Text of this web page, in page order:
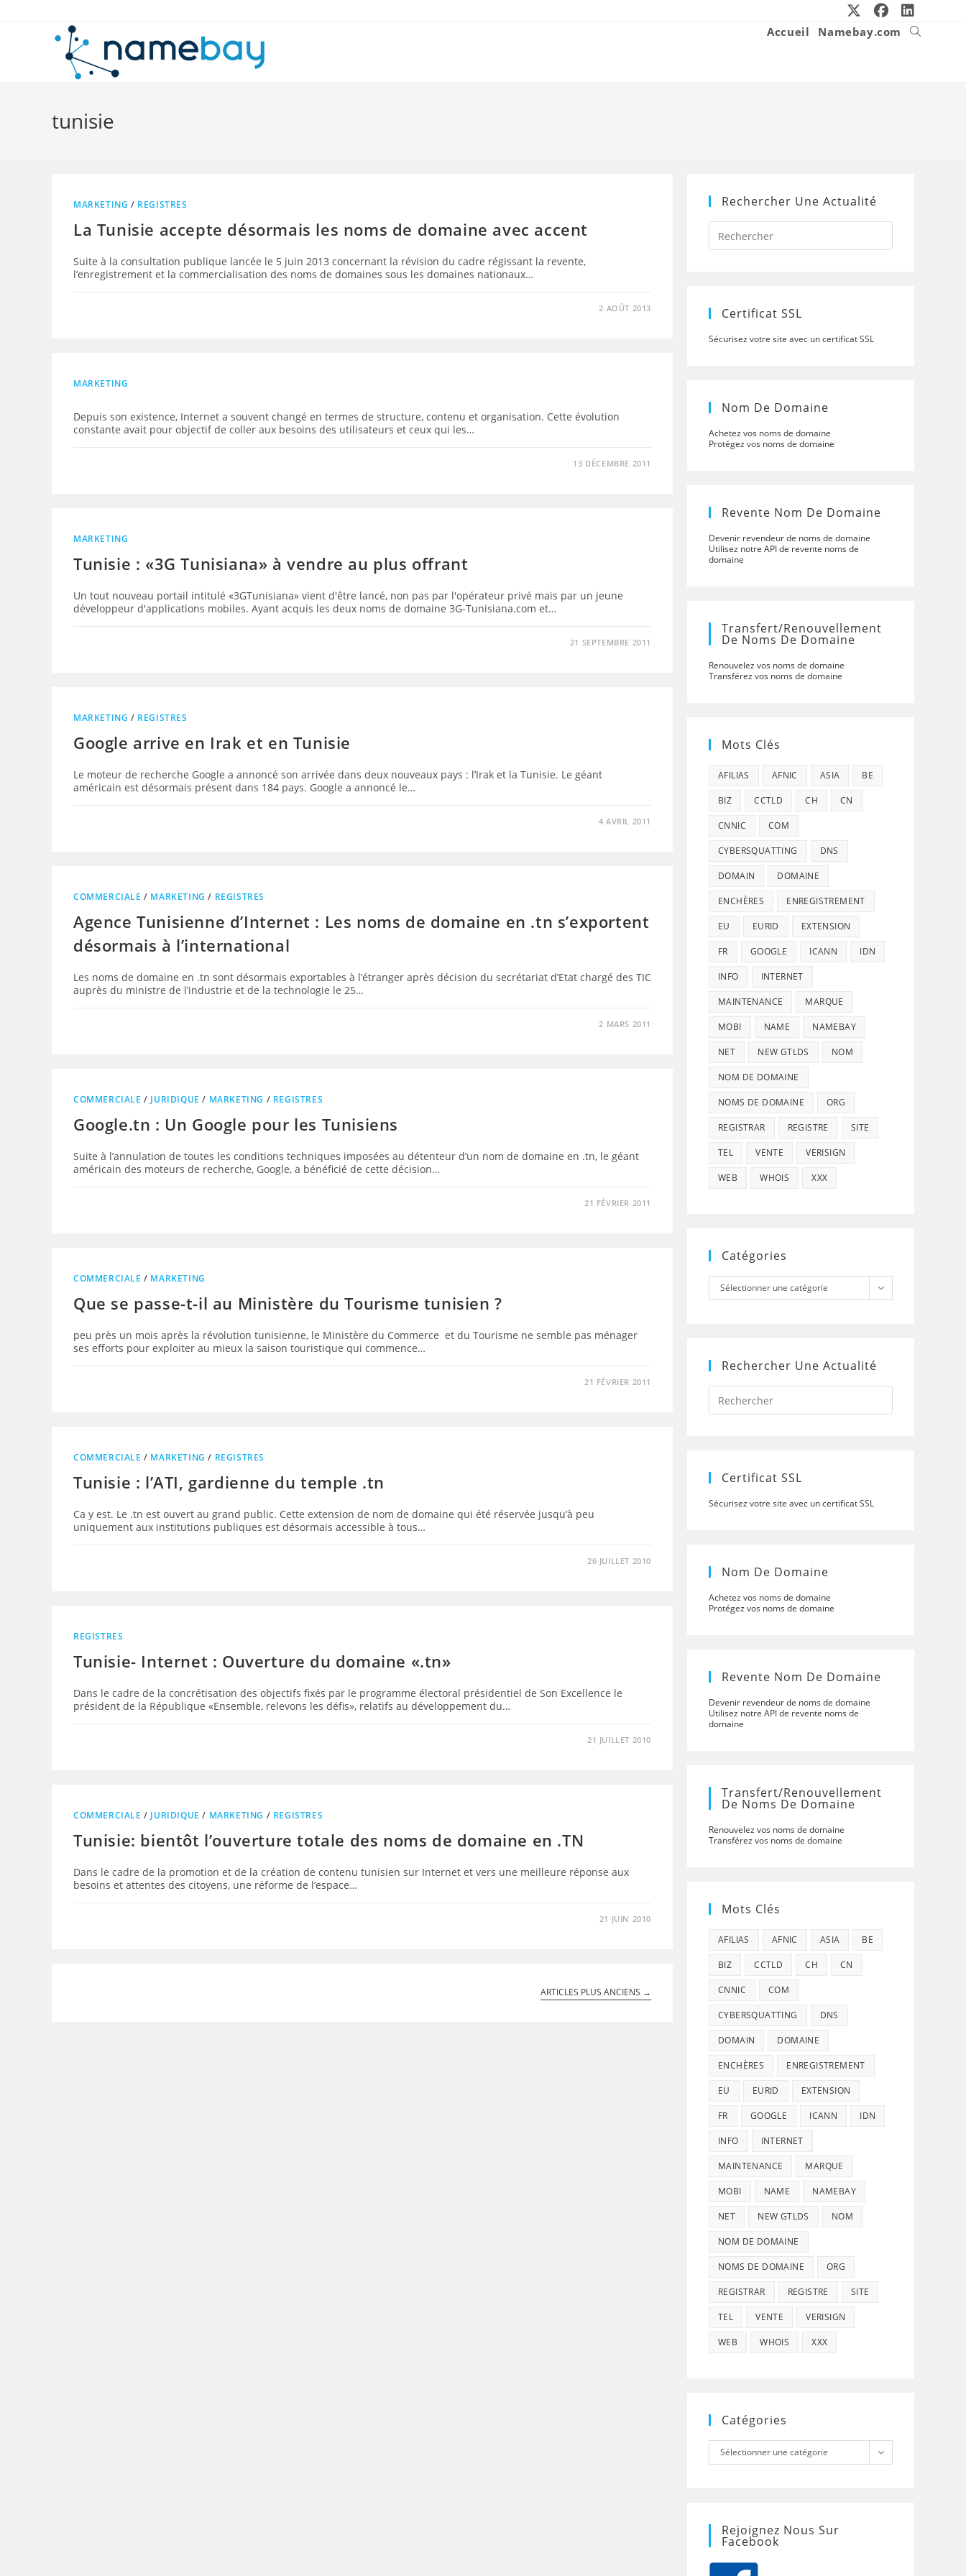
Accueil Namebay.com
Toggle
tunisie
MARKETING / REGISTRES
La Tunisie accepte désormais les noms de domaine avec accent
Suite à la consultation publique lancée le 5 juin 2013 concernant la révision du cadre régissant la revente,
l’enregistrement et la commercialisation des noms de domaines sous les domaines nationaux…
2 AOÛT 2013
MARKETING
Depuis son existence, Internet a souvent changé en termes de structure, contenu et organisation. Cette évolution
constante avait pour objectif de coller aux besoins des utilisateurs et ceux qui les…
13 DÉCEMBRE 2011
MARKETING
Tunisie : «3G Tunisiana» à vendre au plus offrant
Un tout nouveau portail intitulé «3GTunisiana» vient d'être lancé, non pas par l'opérateur privé mais par un jeune
développeur d'applications mobiles. Ayant acquis les deux noms de domaine 3G-Tunisiana.com et…
21 SEPTEMBRE 2011
MARKETING / REGISTRES
Google arrive en Irak et en Tunisie
Le moteur de recherche Google a annoncé son arrivée dans deux nouveaux pays : l’Irak et la Tunisie. Le géant
américain est désormais présent dans 184 pays. Google a annoncé le…
4 AVRIL 2011
COMMERCIALE / MARKETING / REGISTRES
Agence Tunisienne d’Internet : Les noms de domaine en .tn s’exportent
désormais à l’international
Les noms de domaine en .tn sont désormais exportables à l’étranger après décision du secrétariat d’Etat chargé des TIC
auprès du ministre de l’industrie et de la technologie le 25…
2 MARS 2011
COMMERCIALE / JURIDIQUE / MARKETING / REGISTRES
Google.tn : Un Google pour les Tunisiens
Suite à l’annulation de toutes les conditions techniques imposées au détenteur d’un nom de domaine en .tn, le géant
américain des moteurs de recherche, Google, a bénéficié de cette décision…
21 FÉVRIER 2011
COMMERCIALE / MARKETING
Que se passe-t-il au Ministère du Tourisme tunisien ?
peu près un mois après la révolution tunisienne, le Ministère du Commerce et du Tourisme ne semble pas ménager
ses efforts pour exploiter au mieux la saison touristique qui commence…
21 FÉVRIER 2011
COMMERCIALE / MARKETING / REGISTRES
Tunisie : l’ATI, gardienne du temple .tn
Ca y est. Le .tn est ouvert au grand public. Cette extension de nom de domaine qui été réservée jusqu’à peu
uniquement aux institutions publiques est désormais accessible à tous…
26 JUILLET 2010
REGISTRES
Tunisie- Internet : Ouverture du domaine «.tn»
Dans le cadre de la concrétisation des objectifs fixés par le programme électoral présidentiel de Son Excellence le
président de la République «Ensemble, relevons les défis», relatifs au développement du…
21 JUILLET 2010
COMMERCIALE / JURIDIQUE / MARKETING / REGISTRES
Tunisie: bientôt l’ouverture totale des noms de domaine en .TN
Dans le cadre de la promotion et de la création de contenu tunisien sur Internet et vers une meilleure réponse aux
besoins et attentes des citoyens, une réforme de l’espace…
21 JUIN 2010
ARTICLES PLUS ANCIENS →
Rechercher Une Actualité
Press
to
Certificat SSL
Sécurisez votre site avec un certificat SSL
Nom De Domaine
Achetez vos noms de domaine
Protégez vos noms de domaine
Revente Nom De Domaine
Devenir revendeur de noms de domaine
Utilisez notre API de revente noms de
domaine
Transfert/renouvellement
De Noms De Domaine
Renouvelez vos noms de domaine
Transférez vos noms de domaine
Mots Clés
AFILIAS AFNIC ASIA BE
BIZ CCTLD CH CN
CNNIC COM
CYBERSQUATTING DNS
DOMAIN DOMAINE
ENCHÈRES ENREGISTREMENT
EU EURID EXTENSION
FR GOOGLE ICANN IDN
INFO INTERNET
MAINTENANCE MARQUE
MOBI NAME NAMEBAY
NET NEW GTLDS NOM
NOM DE DOMAINE
NOMS DE DOMAINE ORG
REGISTRAR REGISTRE SITE
TEL VENTE VERISIGN
WEB WHOIS XXX
Catégories
Catégories
Sélectionner une catégorie
Rechercher Une Actualité
Press
to
Certificat SSL
Sécurisez votre site avec un certificat SSL
Nom De Domaine
Achetez vos noms de domaine
Protégez vos noms de domaine
Revente Nom De Domaine
Devenir revendeur de noms de domaine
Utilisez notre API de revente noms de
domaine
Transfert/renouvellement
De Noms De Domaine
Renouvelez vos noms de domaine
Transférez vos noms de domaine
Mots Clés
AFILIAS AFNIC ASIA BE
BIZ CCTLD CH CN
CNNIC COM
CYBERSQUATTING DNS
DOMAIN DOMAINE
ENCHÈRES ENREGISTREMENT
EU EURID EXTENSION
FR GOOGLE ICANN IDN
INFO INTERNET
MAINTENANCE MARQUE
MOBI NAME NAMEBAY
NET NEW GTLDS NOM
NOM DE DOMAINE
NOMS DE DOMAINE ORG
REGISTRAR REGISTRE SITE
TEL VENTE VERISIGN
WEB WHOIS XXX
Catégories
Catégories
Sélectionner une catégorie
Rejoignez Nous Sur
Facebook